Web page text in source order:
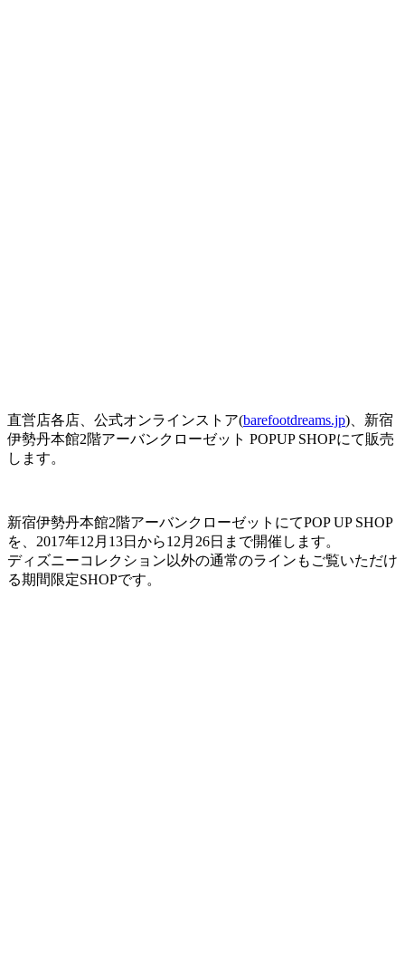
直営店各店、公式オンラインストア(barefootdreams.jp)、新宿
伊勢丹本館2階アーバンクローゼット POPUP SHOPにて販売
します。
新宿伊勢丹本館2階アーバンクローゼットにてPOP UP SHOP
を、2017年12月13日から12月26日まで開催します。
ディズニーコレクション以外の通常のラインもご覧いただけ
る期間限定SHOPです。